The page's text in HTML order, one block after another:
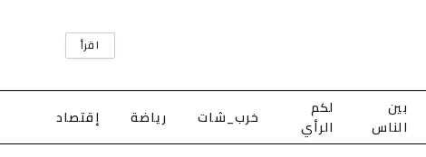
اقرأ
بين
الناس
لكم
الرأي
خرب_شات رياضة إقتصاد